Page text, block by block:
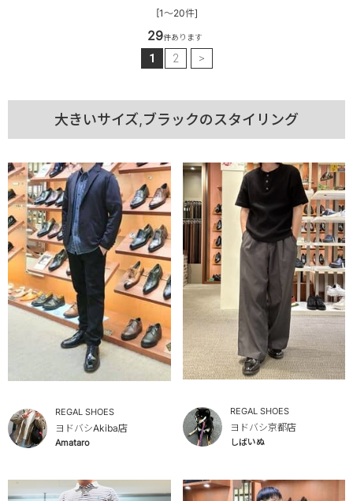
[1～20件]
29件あります
1 2 >
大きいサイズ,ブラックのスタイリング
REGAL SHOES
ヨドバシAkiba店
Amataro
REGAL SHOES
ヨドバシ京都店
しばいぬ